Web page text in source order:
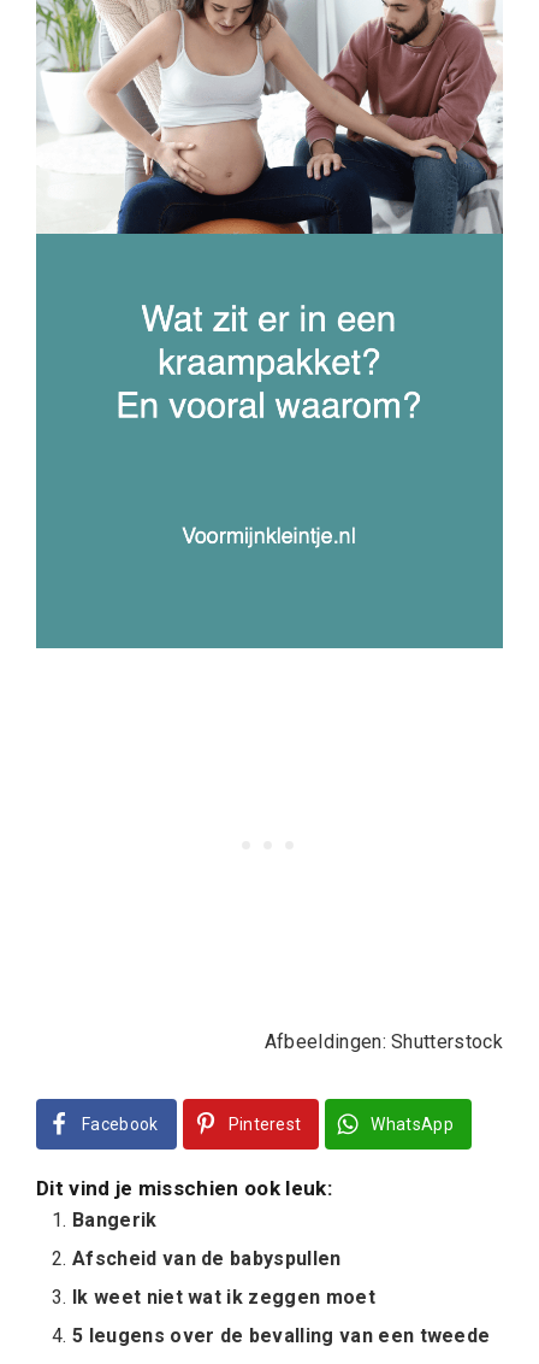
Afbeeldingen: Shutterstock
Facebook Pinterest WhatsApp
Dit vind je misschien ook leuk:
Bangerik
Afscheid van de babyspullen
Ik weet niet wat ik zeggen moet
5 leugens over de bevalling van een tweede